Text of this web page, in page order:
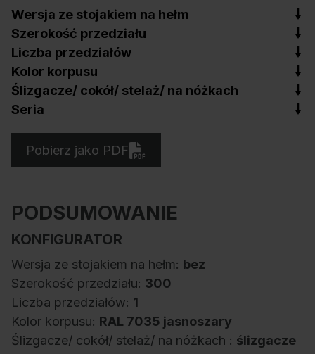
Wersja ze stojakiem na hełm
Szerokość przedziału
Liczba przedziałów
Kolor korpusu
Ślizgacze/ cokół/ stelaż/ na nóżkach
Seria
Pobierz jako PDF
PODSUMOWANIE
KONFIGURATOR
Wersja ze stojakiem na hełm: bez
Szerokość przedziału: 300
Liczba przedziałów: 1
Kolor korpusu: RAL 7035 jasnoszary
Ślizgacze/ cokół/ stelaż/ na nóżkach : ślizgacze